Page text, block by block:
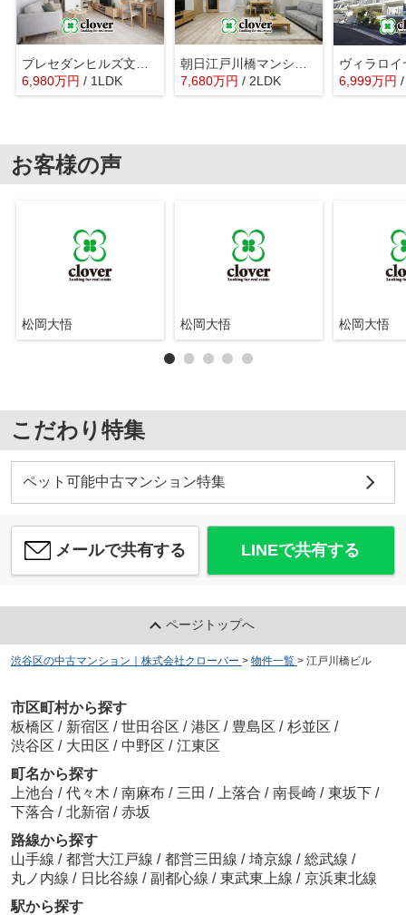
プレセダンヒルズ文京本駒込
6,980万円 / 1LDK
朝日江戸川橋マンション
7,680万円 / 2LDK 6,999万円
お客様の声
松岡大悟 松岡大悟 松岡大悟
こだわり特集
ペット可能中古マンション特集
メールで共有する LINEで共有する
ページトップへ
渋谷区の中古マンション｜株式会社クローバー > 物件一覧 > 江戸川橋ビル
市区町村から探す
板橋区 / 新宿区 / 世田谷区 / 港区 / 豊島区 / 杉並区 /
渋谷区 / 大田区 / 中野区 / 江東区
町名から探す
上池台 / 代々木 / 南麻布 / 三田 / 上落合 / 南長崎 / 東坂下 /
下落合 / 北新宿 / 赤坂
路線から探す
山手線 / 都営大江戸線 / 都営三田線 / 埼京線 / 総武線 /
丸ノ内線 / 日比谷線 / 副都心線 / 東武東上線 / 京浜東北線
駅から探す